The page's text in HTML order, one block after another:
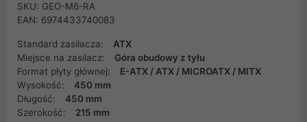
SKU: GEO-M6-RA
EAN: 6974433740083
Standard zasilacza:
ATX
Miejsce na zasilacz:
Góra obudowy z tyłu
Format płyty głównej:
E-ATX / ATX / MICROATX / MITX
Wysokość:
450 mm
Długość:
450 mm
Szerokość:
215 mm